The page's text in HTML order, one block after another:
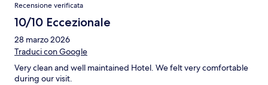
Recensione verificata
10/10 Eccezionale
28 marzo 2026
Traduci con Google
Very clean and well maintained Hotel. We felt very comfortable
during our visit.